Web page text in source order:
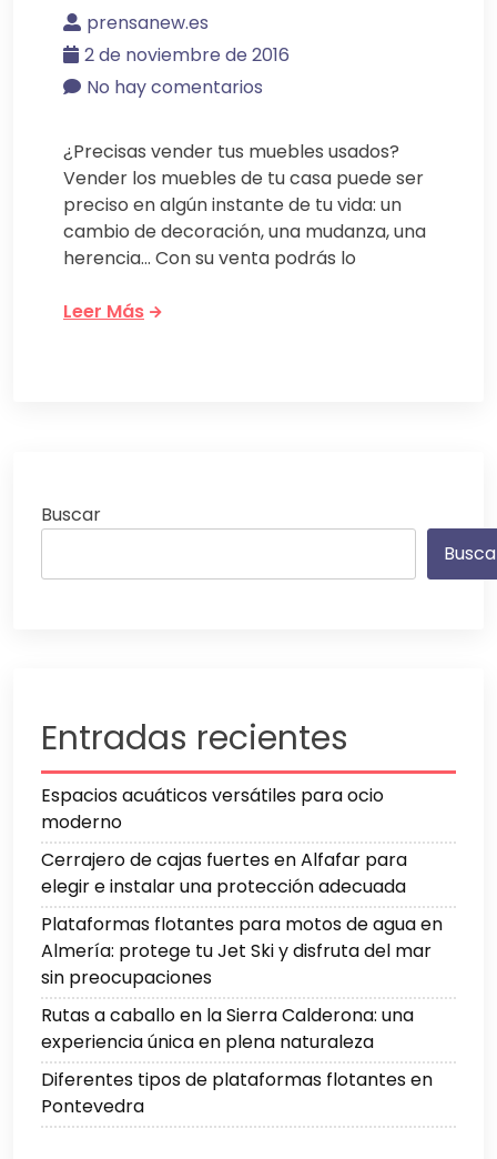
prensanew.es
2 de noviembre de 2016
No hay comentarios
¿Precisas vender tus muebles usados?
Vender los muebles de tu casa puede ser
preciso en algún instante de tu vida: un
cambio de decoración, una mudanza, una
herencia… Con su venta podrás lo
Leer Más
Buscar
Entradas recientes
Espacios acuáticos versátiles para ocio
moderno
Cerrajero de cajas fuertes en Alfafar para
elegir e instalar una protección adecuada
Plataformas flotantes para motos de agua en
Almería: protege tu Jet Ski y disfruta del mar
sin preocupaciones
Rutas a caballo en la Sierra Calderona: una
experiencia única en plena naturaleza
Diferentes tipos de plataformas flotantes en
Pontevedra